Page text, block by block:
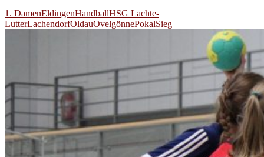
Pokalrunde
–
1. DamenEldingenHandballHSG Lachte-
LutterLachendorfOldauOvelgönnePokalSieg